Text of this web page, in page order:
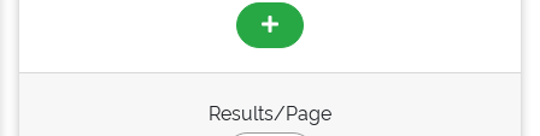
Results/Page